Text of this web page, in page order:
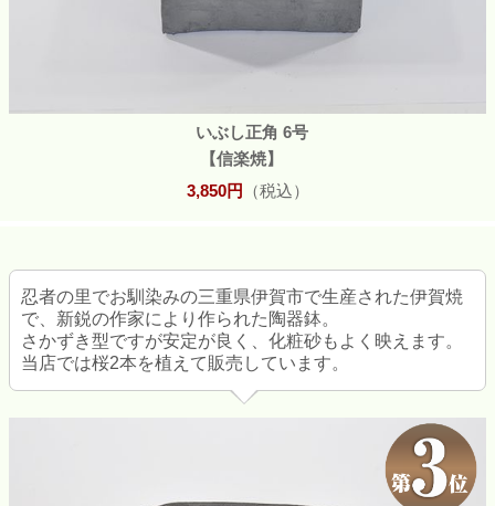
いぶし正角 6号
【信楽焼】
3,850円 （税込）
忍者の里でお馴染みの三重県伊賀市で生産された伊賀焼
で、新鋭の作家により作られた陶器鉢。
さかずき型ですが安定が良く、化粧砂もよく映えます。
当店では桜2本を植えて販売しています。